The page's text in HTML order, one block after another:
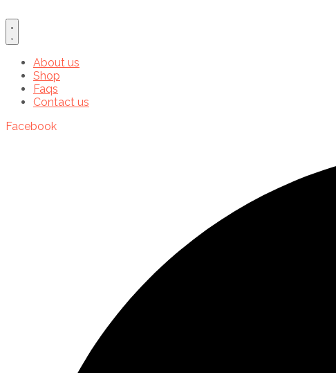
About us
Shop
Faqs
Contact us
Facebook